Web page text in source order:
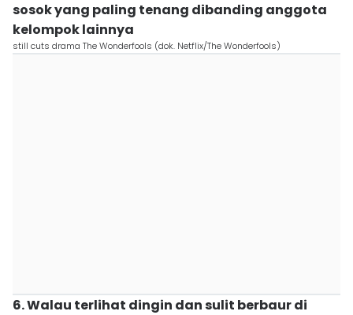
sosok yang paling tenang dibanding anggota
kelompok lainnya
still cuts drama The Wonderfools (dok. Netflix/The Wonderfools)
6. Walau terlihat dingin dan sulit berbaur di